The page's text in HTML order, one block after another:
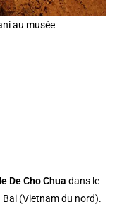
au musée
De Cho Chua dans le
Bai (Vietnam du nord).